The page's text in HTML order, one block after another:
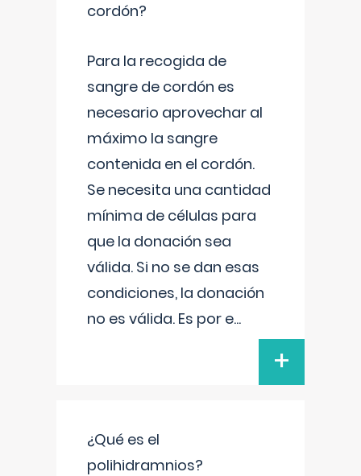
cordón?
Para la recogida de
sangre de cordón es
necesario aprovechar al
máximo la sangre
contenida en el cordón.
Se necesita una cantidad
mínima de células para
que la donación sea
válida. Si no se dan esas
condiciones, la donación
no es válida. Es por e...
+
¿Qué es el
polihidramnios?